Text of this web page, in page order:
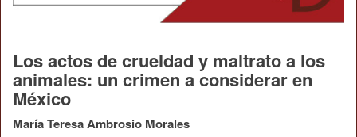
Los actos de crueldad y maltrato a los
animales: un crimen a considerar en
México
María Teresa Ambrosio Morales